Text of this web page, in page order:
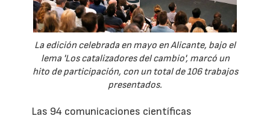
La edición celebrada en mayo en Alicante, bajo el
lema 'Los catalizadores del cambio', marcó un
hito de participación, con un total de 106 trabajos
presentados.
Las 94 comunicaciones científicas